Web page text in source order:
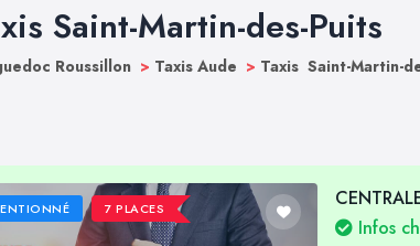
Saint-Martin-des-Puits
Roussillon > Taxis Aude > Taxis Saint-Martin-
7 PLACES
Infos